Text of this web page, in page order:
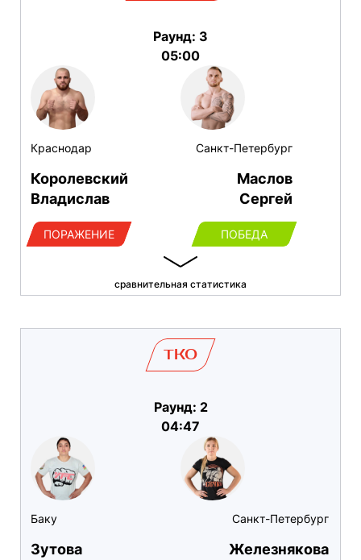
Краснодар
Королевский
Владислав
ПОРАЖЕНИЕ
Раунд: 3
05:00
Санкт-Петербург
Маслов
Сергей
ПОБЕДА
сравнительная статистика
Баку
Зутова
TKO
Раунд: 2
04:47
Санкт-Петербург
Железнякова